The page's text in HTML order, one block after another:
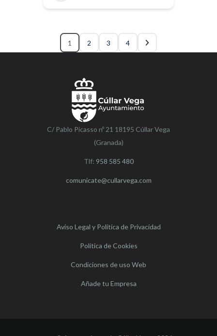
1 2 3 4
C/ Pablo Picasso nº 21 18195 Cúllar Vega
(Granada)
Tlf: 958 585 480
comunicate@cullarvega.com
Aviso Legal y Política de Privacidad
Política de Cookies
Condiciones de uso Web
Añade tu Empresa